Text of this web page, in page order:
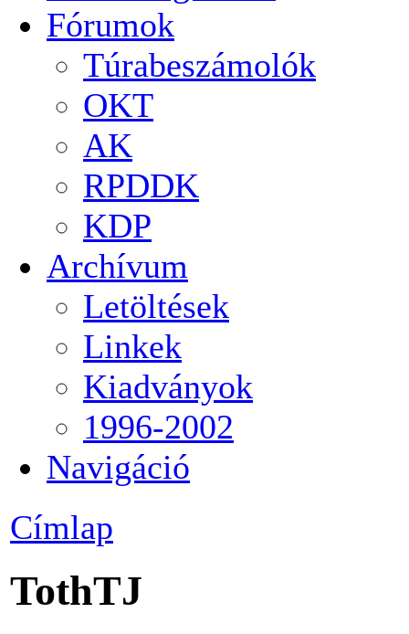
Fórumok
Túrabeszámolók
OKT
AK
RPDDK
KDP
Archívum
Letöltések
Linkek
Kiadványok
1996-2002
Navigáció
Címlap
TothTJ